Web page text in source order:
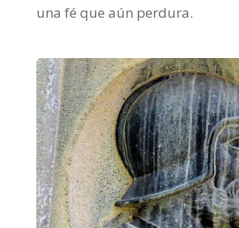
una fé que aún perdura.